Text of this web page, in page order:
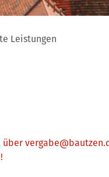
Leistungen